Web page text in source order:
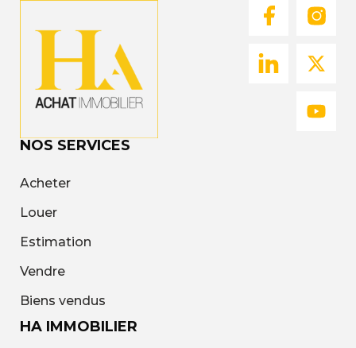
Actualités
favoris
HA IMMOBILIER
NOS SERVICES
Acheter
Louer
Estimation
Vendre
Biens vendus